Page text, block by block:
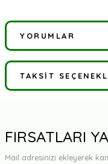
YORUMLAR
Bu
TAKSIT
FIRSATLARI
Mail adresinizi ekleyerek